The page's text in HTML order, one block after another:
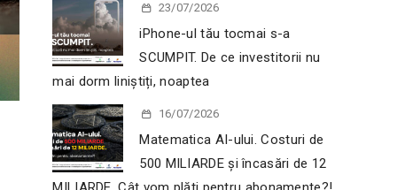
23/07/2026
iPhone-ul tău tocmai s-a
SCUMPIT. De ce investitorii nu
mai dorm liniștiți, noaptea
16/07/2026
Matematica AI-ului. Costuri de
500 MILIARDE și încasări de 12